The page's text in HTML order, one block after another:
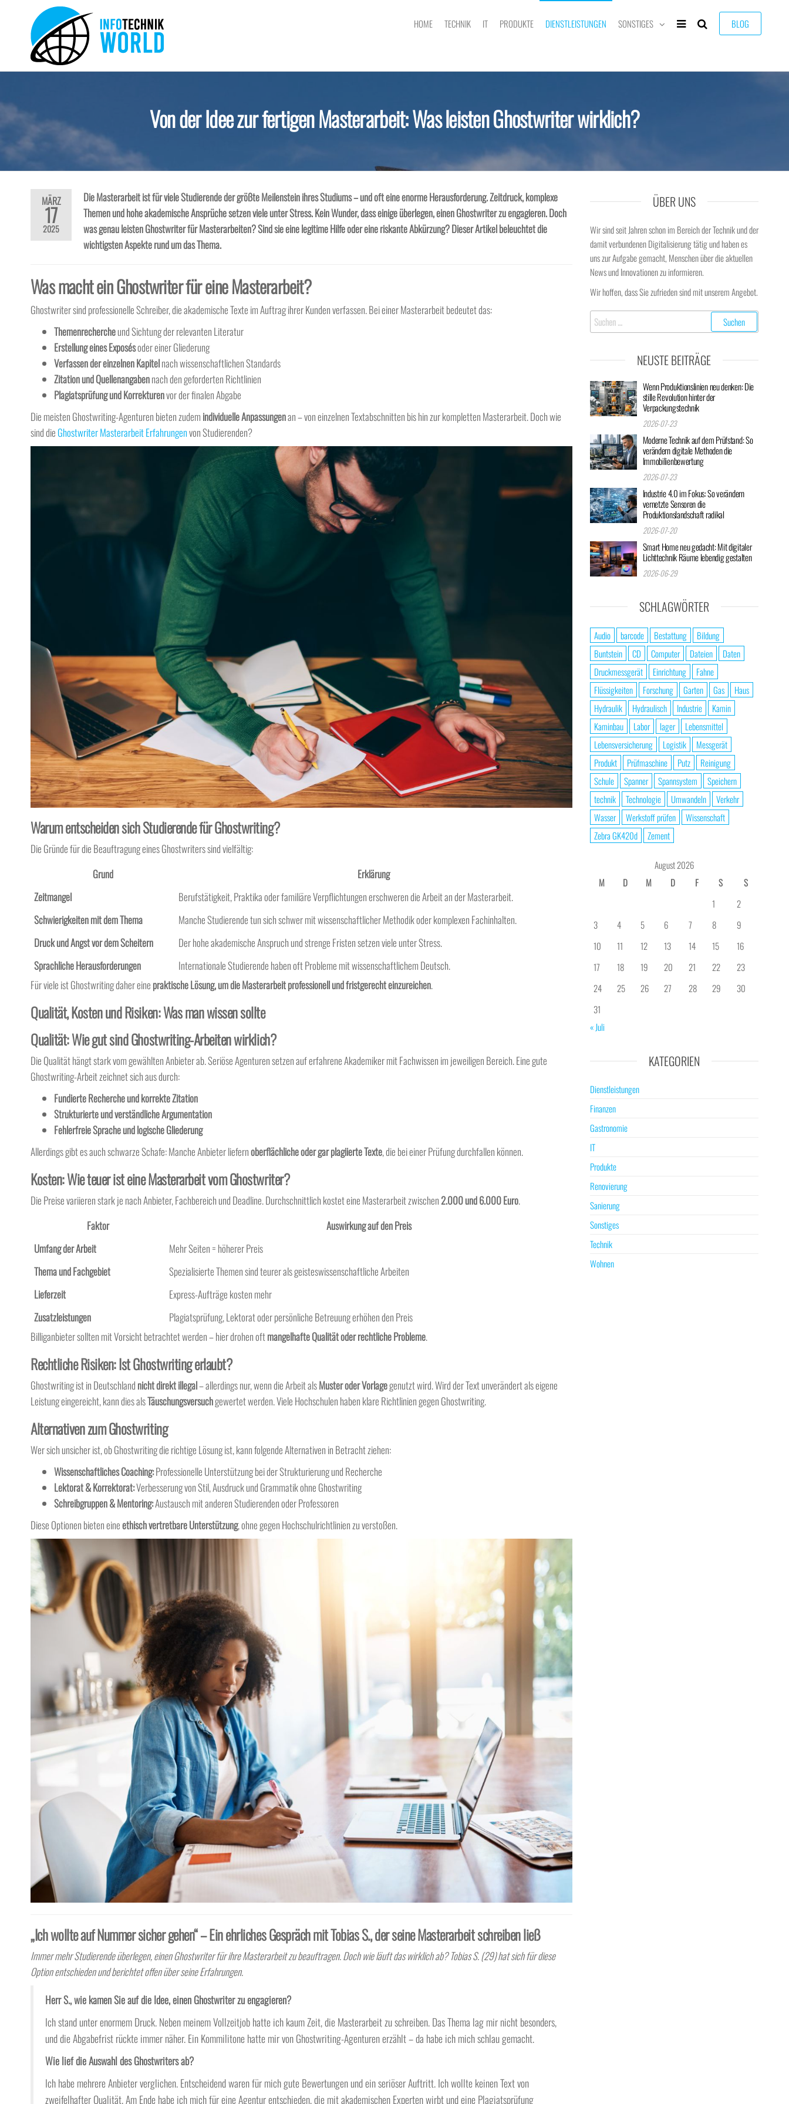
und mehr!
BLOG
HOME TECHNIK IT PRODUKTE DIENSTLEISTUNGEN SONSTIGES
Von der Idee zur fertigen Masterarbeit: Was leisten Ghostwriter wirklich?
MÄRZ
17
2025
Die Masterarbeit ist für viele Studierende der größte Meilenstein ihres Studiums – und oft eine enorme Herausforderung. Zeitdruck, komplexe
Themen und hohe akademische Ansprüche setzen viele unter Stress. Kein Wunder, dass einige überlegen, einen Ghostwriter zu engagieren. Doch
was genau leisten Ghostwriter für Masterarbeiten? Sind sie eine legitime Hilfe oder eine riskante Abkürzung? Dieser Artikel beleuchtet die
wichtigsten Aspekte rund um das Thema.
Was macht ein Ghostwriter für eine Masterarbeit?
Ghostwriter sind professionelle Schreiber, die akademische Texte im Auftrag ihrer Kunden verfassen. Bei einer Masterarbeit bedeutet das:
Themenrechercheund Sichtung der relevanten Literatur
Erstellung eines Exposésoder einer Gliederung
Verfassen der einzelnen Kapitelnach wissenschaftlichen Standards
Zitation und Quellenangabennach den geforderten Richtlinien
Plagiatsprüfung und Korrekturenvor der finalen Abgabe
Die meisten Ghostwriting-Agenturen bieten zudem individuelle Anpassungenan – von einzelnen Textabschnitten bis hin zur kompletten Masterarbeit. Doch wie
sind die Ghostwriter Masterarbeit Erfahrungenvon Studierenden?
Warum entscheiden sich Studierende für Ghostwriting?
Die Gründe für die Beauftragung eines Ghostwriters sind vielfältig:
Grund
Erklärung
Zeitmangel
Berufstätigkeit, Praktika oder familiäre Verpflichtungen erschweren die Arbeit an der Masterarbeit.
Schwierigkeiten mit dem Thema
Manche Studierende tun sich schwer mit wissenschaftlicher Methodik oder komplexen Fachinhalten.
Druck und Angst vor dem Scheitern
Der hohe akademische Anspruch und strenge Fristen setzen viele unter Stress.
Sprachliche Herausforderungen
Internationale Studierende haben oft Probleme mit wissenschaftlichem Deutsch.
Für viele ist Ghostwriting daher eine praktische Lösung, um die Masterarbeit professionell und fristgerecht einzureichen.
Qualität, Kosten und Risiken: Was man wissen sollte
Qualität: Wie gut sind Ghostwriting-Arbeiten wirklich?
Die Qualität hängt stark vom gewählten Anbieter ab. Seriöse Agenturen setzen auf erfahrene Akademiker mit Fachwissen im jeweiligen Bereich. Eine gute
Ghostwriting-Arbeit zeichnet sich aus durch:
Fundierte Recherche und korrekte Zitation
Strukturierte und verständliche Argumentation
Fehlerfreie Sprache und logische Gliederung
Allerdings gibt es auch schwarze Schafe: Manche Anbieter liefernoberflächliche oder gar plagiierte Texte, die bei einer Prüfung durchfallen können.
Kosten: Wie teuer ist eine Masterarbeit vom Ghostwriter?
Die Preise variieren stark je nach Anbieter, Fachbereich und Deadline. Durchschnittlich kostet eine Masterarbeit zwischen 2.000 und 6.000 Euro.
Faktor
Auswirkung auf den Preis
Umfang der Arbeit
Mehr Seiten = höherer Preis
Thema und Fachgebiet
Spezialisierte Themen sind teurer als geisteswissenschaftliche Arbeiten
Lieferzeit
Express-Aufträge kosten mehr
Zusatzleistungen
Plagiatsprüfung, Lektorat oder persönliche Betreuung erhöhen den Preis
Billiganbieter sollten mit Vorsicht betrachtet werden – hier drohen oftmangelhafte Qualität oder rechtliche Probleme.
Rechtliche Risiken: Ist Ghostwriting erlaubt?
Ghostwriting ist in Deutschland nicht direkt illegal– allerdings nur, wenn die Arbeit alsMuster oder Vorlagegenutzt wird. Wird der Text unverändert als eigene
Leistung eingereicht, kann dies alsTäuschungsversuchgewertet werden. Viele Hochschulen haben klare Richtlinien gegen Ghostwriting.
Alternativen zum Ghostwriting
Wer sich unsicher ist, ob Ghostwriting die richtige Lösung ist, kann folgende Alternativen in Betracht ziehen:
Wissenschaftliches Coaching:Professionelle Unterstützung bei der Strukturierung und Recherche
Lektorat & Korrektorat:Verbesserung von Stil, Ausdruck und Grammatik ohne Ghostwriting
Schreibgruppen & Mentoring:Austausch mit anderen Studierenden oder Professoren
Diese Optionen bieten eineethisch vertretbare Unterstützung, ohne gegen Hochschulrichtlinien zu verstoßen.
„Ich wollte auf Nummer sicher gehen“ – Ein ehrliches Gespräch mit Tobias S., der seine Masterarbeit schreiben ließ
Immer mehr Studierende überlegen, einen Ghostwriter für ihre Masterarbeit zu beauftragen. Doch wie läuft das wirklich ab? Tobias S. (29) hat sich für diese
Option entschieden und berichtet offen über seine Erfahrungen.
Herr S., wie kamen Sie auf die Idee, einen Ghostwriter zu engagieren?
Ich stand unter enormem Druck. Neben meinem Vollzeitjob hatte ich kaum Zeit, die Masterarbeit zu schreiben. Das Thema lag mir nicht besonders,
und die Abgabefrist rückte immer näher. Ein Kommilitone hatte mir von Ghostwriting-Agenturen erzählt – da habe ich mich schlau gemacht.
Wie lief die Auswahl des Ghostwriters ab?
Ich habe mehrere Anbieter verglichen. Entscheidend waren für mich gute Bewertungen und ein seriöser Auftritt. Ich wollte keinen Text von
zweifelhafter Qualität. Am Ende habe ich mich für eine Agentur entschieden, die mit akademischen Experten wirbt und eine Plagiatsprüfung
ÜBER UNS
Wir sind seit Jahren schon im Bereich der Technik und der
damit verbundenen Digitalisierung tätig und haben es
uns zur Aufgabe gemacht, Menschen über die aktuellen
News und Innovationen zu informieren.
Wir hoffen, dass Sie zufrieden sind mit unserem Angebot.
Suchen
nach:
NEUSTE BEITRÄGE
Wenn Produktionslinien neu denken: Die
stille Revolution hinter der
Verpackungstechnik
2026-07-23
Moderne Technik auf dem Prüfstand: So
verändern digitale Methoden die
Immobilienbewertung
2026-07-23
Industrie 4.0 im Fokus: So verändern
vernetzte Sensoren die
Produktionslandschaft radikal
2026-07-20
Smart Home neu gedacht: Mit digitaler
Lichttechnik Räume lebendig gestalten
2026-06-29
SCHLAGWÖRTER
Audio barcode Bestattung
Bildung
Buntstein
CD Computer Dateien
Daten
Druckmessgerät
Einrichtung
Fahne
Flüssigkeiten
Forschung Garten Gas
Haus
Hydraulik
Hydraulisch Industrie
Kamin
Kaminbau
Labor lager
Lebensmittel
Lebensversicherung
Logistik
Messgerät
Produkt
Prüfmaschine Putz
Reinigung
Schule
Spanner Spannsystem
Speichern
technik
Technologie Umwandeln
Verkehr
Wasser
Werkstoff prüfen
Wissenschaft
Zebra GK420d
Zement
August 2026
M
D M D F S
S
1
2
3
4 5 6 7 8
9
10
11 12 13 14 15
16
17
18 19 20 21 22
23
24
25 26 27 28 29
30
31
« Juli
KATEGORIEN
Dienstleistungen
Finanzen
Gastronomie
IT
Produkte
Renovierung
Sanierung
Sonstiges
Technik
Wohnen